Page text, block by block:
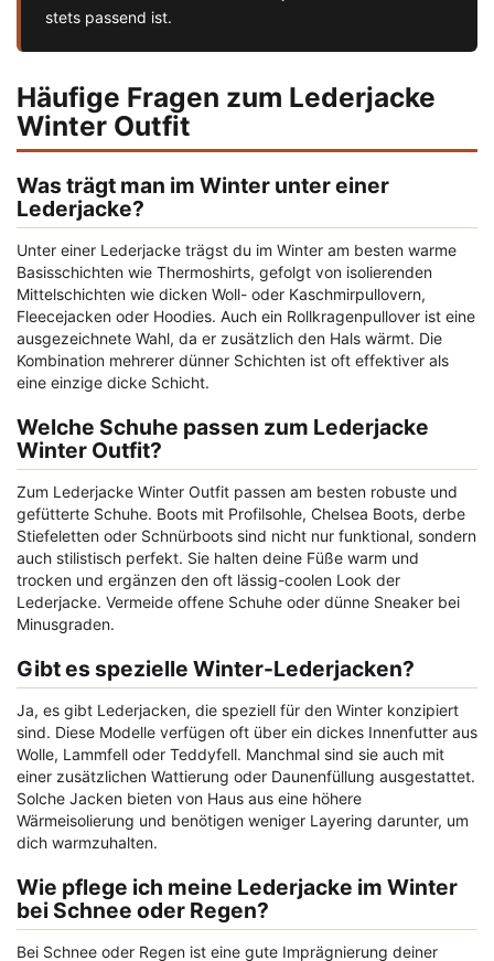
stets passend ist.
Häufige Fragen zum Lederjacke
Winter Outfit
Was trägt man im Winter unter einer
Lederjacke?
Unter einer Lederjacke trägst du im Winter am besten warme
Basisschichten wie Thermoshirts, gefolgt von isolierenden
Mittelschichten wie dicken Woll- oder Kaschmirpullovern,
Fleecejacken oder Hoodies. Auch ein Rollkragenpullover ist eine
ausgezeichnete Wahl, da er zusätzlich den Hals wärmt. Die
Kombination mehrerer dünner Schichten ist oft effektiver als
eine einzige dicke Schicht.
Welche Schuhe passen zum Lederjacke
Winter Outfit?
Zum Lederjacke Winter Outfit passen am besten robuste und
gefütterte Schuhe. Boots mit Profilsohle, Chelsea Boots, derbe
Stiefeletten oder Schnürboots sind nicht nur funktional, sondern
auch stilistisch perfekt. Sie halten deine Füße warm und
trocken und ergänzen den oft lässig-coolen Look der
Lederjacke. Vermeide offene Schuhe oder dünne Sneaker bei
Minusgraden.
Gibt es spezielle Winter-Lederjacken?
Ja, es gibt Lederjacken, die speziell für den Winter konzipiert
sind. Diese Modelle verfügen oft über ein dickes Innenfutter aus
Wolle, Lammfell oder Teddyfell. Manchmal sind sie auch mit
einer zusätzlichen Wattierung oder Daunenfüllung ausgestattet.
Solche Jacken bieten von Haus aus eine höhere
Wärmeisolierung und benötigen weniger Layering darunter, um
dich warmzuhalten.
Wie pflege ich meine Lederjacke im Winter
bei Schnee oder Regen?
Bei Schnee oder Regen ist eine gute Imprägnierung deiner